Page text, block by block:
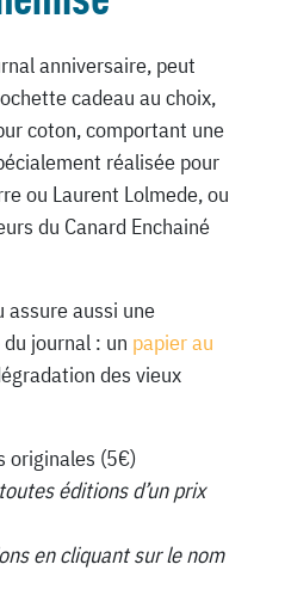
anniversaire, peut
cadeau au choix,
coton, comportant une
réalisée pour
ou Laurent Lolmede, ou
du Canard Enchainé
assure aussi une
journal : un papier au
des vieux
originales (5€)
éditions d’un prix
en cliquant sur le nom